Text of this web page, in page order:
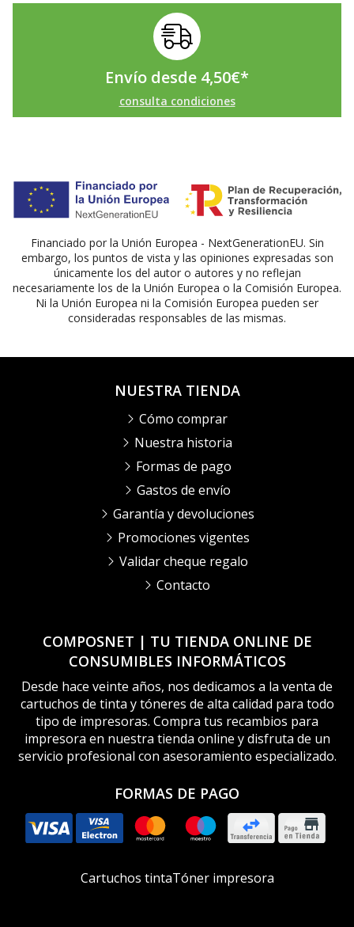
Envío desde 4,50€*
consulta condiciones
Financiado por la Unión Europea - NextGenerationEU. Sin
embargo, los puntos de vista y las opiniones expresadas son
únicamente los del autor o autores y no reflejan
necesariamente los de la Unión Europea o la Comisión Europea.
Ni la Unión Europea ni la Comisión Europea pueden ser
consideradas responsables de las mismas.
COMPOSNET | TU TIENDA ONLINE DE
CONSUMIBLES INFORMÁTICOS
Desde hace veinte años, nos dedicamos a la venta de
cartuchos de tinta y tóneres de alta calidad para todo
tipo de impresoras. Compra tus recambios para
impresora en nuestra tienda online y disfruta de un
servicio profesional con asesoramiento especializado.
FORMAS DE PAGO
NUESTRA TIENDA
Cómo comprar
Nuestra historia
Formas de pago
Gastos de envío
Garantía y devoluciones
Promociones vigentes
Validar cheque regalo
Contacto
Cartuchos tintaTóner impresora